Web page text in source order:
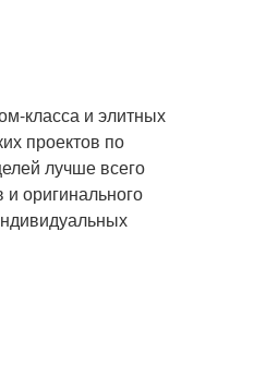
класса и элитных
проектов по
лучше всего
и оригинального